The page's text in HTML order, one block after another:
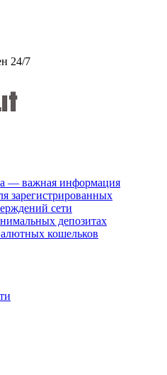
24/7
— важная информация
зарегистрированных
сети
депозитах
кошельков